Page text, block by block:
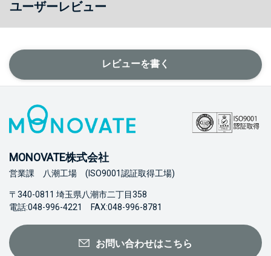
ユーザーレビュー
レビューを書く
MONOVATE株式会社
営業課 八潮工場 (ISO9001認証取得工場)
〒340-0811 埼玉県八潮市二丁目358
電話:048-996-4221 FAX:048-996-8781
お問い合わせはこちら